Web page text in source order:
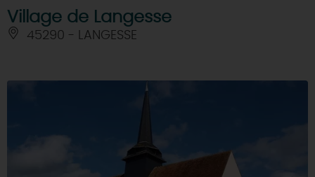
Village de Langesse
45290 - LANGESSE